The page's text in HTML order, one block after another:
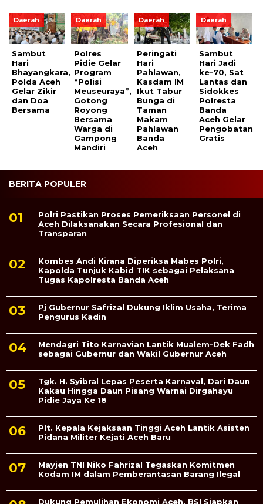
Daerah
Sambut
Hari
Bhayangkara,
Polda Aceh
Gelar Zikir
dan Doa
Bersama
Daerah
Polres
Pidie Gelar
Program
“Polisi
Meuseuraya”,
Gotong
Royong
Bersama
Warga di
Gampong
Mandiri
Daerah
Peringati
Hari
Pahlawan,
Kasdam IM
Ikut Tabur
Bunga di
Taman
Makam
Pahlawan
Banda
Aceh
Daerah
Sambut
Hari Jadi
ke-70, Sat
Lantas dan
Sidokkes
Polresta
Banda
Aceh Gelar
Pengobatan
Gratis
BERITA POPULER
Polri Pastikan Proses Pemeriksaan Personel di
Aceh Dilaksanakan Secara Profesional dan
Transparan
Kombes Andi Kirana Diperiksa Mabes Polri,
Kapolda Tunjuk Kabid TIK sebagai Pelaksana
Tugas Kapolresta Banda Aceh
Pj Gubernur Safrizal Dukung Iklim Usaha, Terima
Pengurus Kadin
Mendagri Tito Karnavian Lantik Mualem-Dek Fadh
sebagai Gubernur dan Wakil Gubernur Aceh
Tgk. H. Syibral Lepas Peserta Karnaval, Dari Daun
Kakau Hingga Daun Pisang Warnai Dirgahayu
Pidie Jaya Ke 18
Plt. Kepala Kejaksaan Tinggi Aceh Lantik Asisten
Pidana Militer Kejati Aceh Baru
Mayjen TNI Niko Fahrizal Tegaskan Komitmen
Kodam IM dalam Pemberantasan Barang Ilegal
Dukung Pemulihan Ekonomi Aceh, BSI Siapkan